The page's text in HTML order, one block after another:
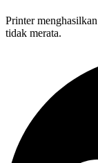
Printer
tidak merata.